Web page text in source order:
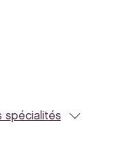
spécialités